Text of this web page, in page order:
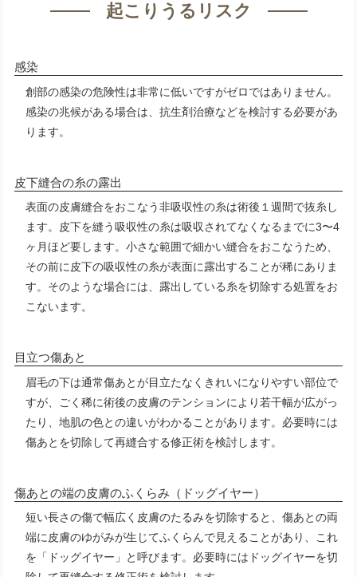
起こりうるリスク
感染
創部の感染の危険性は非常に低いですがゼロではありません。
感染の兆候がある場合は、抗生剤治療などを検討する必要があ
ります。
皮下縫合の糸の露出
表面の皮膚縫合をおこなう非吸収性の糸は術後１週間で抜糸し
ます。皮下を縫う吸収性の糸は吸収されてなくなるまでに3〜4
ヶ月ほど要します。小さな範囲で細かい縫合をおこなうため、
その前に皮下の吸収性の糸が表面に露出することが稀にありま
す。そのような場合には、露出している糸を切除する処置をお
こないます。
目立つ傷あと
眉毛の下は通常傷あとが目立たなくきれいになりやすい部位で
すが、ごく稀に術後の皮膚のテンションにより若干幅が広がっ
たり、地肌の色との違いがわかることがあります。必要時には
傷あとを切除して再縫合する修正術を検討します。
傷あとの端の皮膚のふくらみ（ドッグイヤー）
短い長さの傷で幅広く皮膚のたるみを切除すると、傷あとの両
端に皮膚のゆがみが生じてふくらんで見えることがあり、これ
を「ドッグイヤー」と呼びます。必要時にはドッグイヤーを切